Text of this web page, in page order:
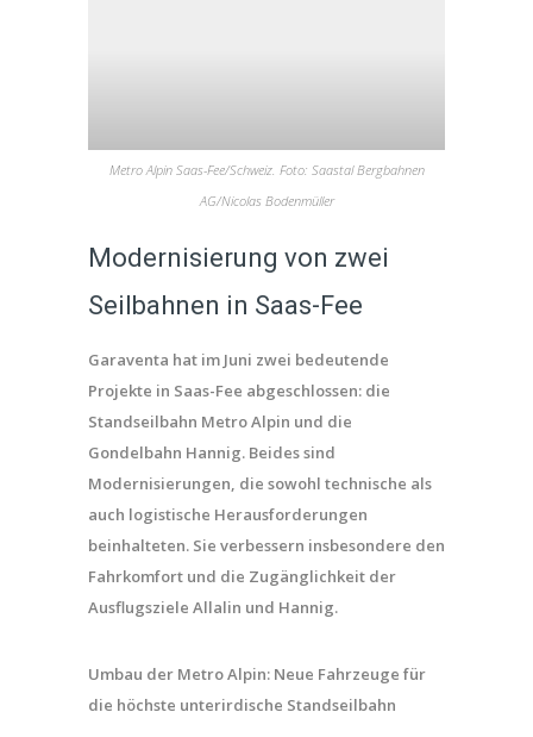
Metro Alpin Saas-Fee/Schweiz. Foto: Saastal Bergbahnen
AG/Nicolas Bodenmüller
Modernisierung von zwei
Seilbahnen in Saas-Fee
Garaventa hat im Juni zwei bedeutende
Projekte in Saas-Fee abgeschlossen: die
Standseilbahn Metro Alpin und die
Gondelbahn Hannig. Beides sind
Modernisierungen, die sowohl technische als
auch logistische Herausforderungen
beinhalteten. Sie verbessern insbesondere den
Fahrkomfort und die Zugänglichkeit der
Ausflugsziele Allalin und Hannig.
Umbau der Metro Alpin: Neue Fahrzeuge für
die höchste unterirdische Standseilbahn